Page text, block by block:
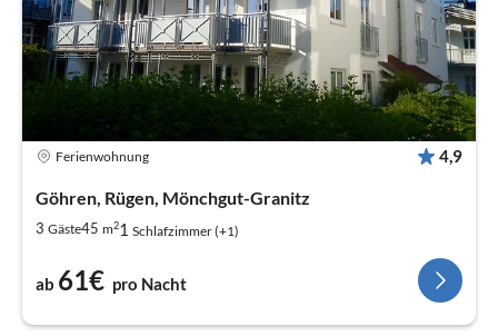
Ferienwohnung 4,9
Göhren, Rügen, Mönchgut-Granitz
3 Gäste45 m21 Schlafzimmer (+1)
ab 61€ pro Nacht